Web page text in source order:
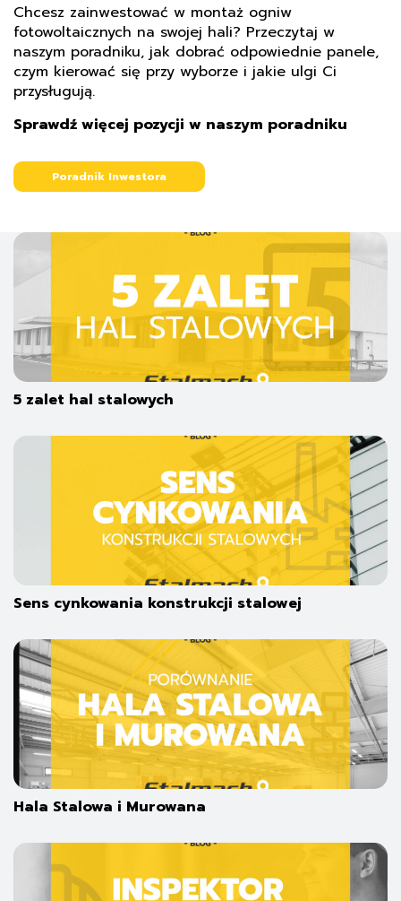
Chcesz zainwestować w montaż ogniw
fotowoltaicznych na swojej hali? Przeczytaj w
naszym poradniku, jak dobrać odpowiednie panele,
czym kierować się przy wyborze i jakie ulgi Ci
przysługują.
Sprawdź więcej pozycji w naszym poradniku
Poradnik Inwestora
5 zalet hal stalowych
Sens cynkowania konstrukcji stalowej
Hala Stalowa i Murowana